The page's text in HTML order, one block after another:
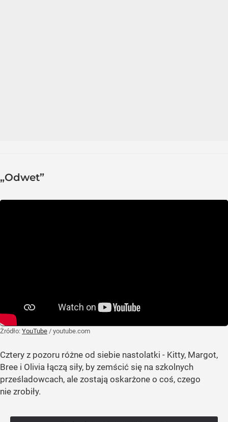
„Odwet”
Żródło: YouTube / youtube.com
Cztery z pozoru różne od siebie nastolatki - Kitty, Margot,
Bree i Olivia łączą siły, by zemścić się na szkolnych
prześladowcach, ale zostają oskarżone o coś, czego
nie zrobiły.